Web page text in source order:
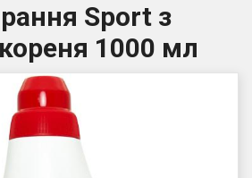
Sport з
1000 мл